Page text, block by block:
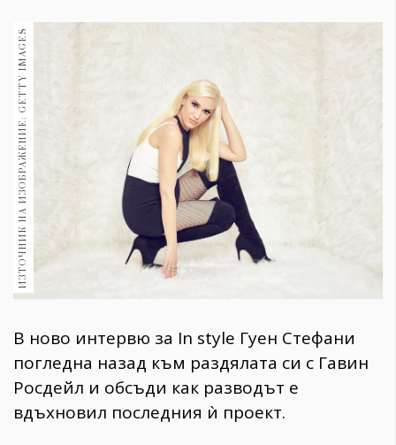
Книги
30+
Гурме
Пътувай
Здраве 389
Gentlemen
382
Wellness
1817
ПОСЛЕДВАЙТЕ
НИ
ИЗТОЧНИК НА ИЗОБРАЖЕНИЕ: GETTY IMAGES
В ново интервю за In style Гуен Стефани
погледна назад към раздялата си с Гавин
Росдейл и обсъди как разводът е
вдъхновил последния ѝ проект.